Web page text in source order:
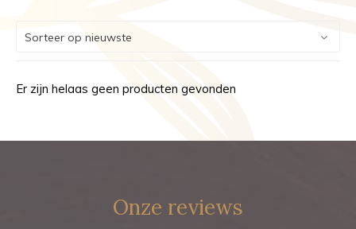
Er zijn helaas geen producten gevonden
Onze reviews